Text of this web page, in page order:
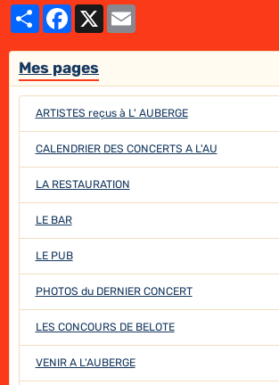
PartagerFacebook
X
Mes pages
ARTISTES reçus à L' AUBERGE
CALENDRIER DES CONCERTS A L'AU
LA RESTAURATION
LE BAR
LE PUB
PHOTOS du DERNIER CONCERT
LES CONCOURS DE BELOTE
VENIR A L'AUBERGE